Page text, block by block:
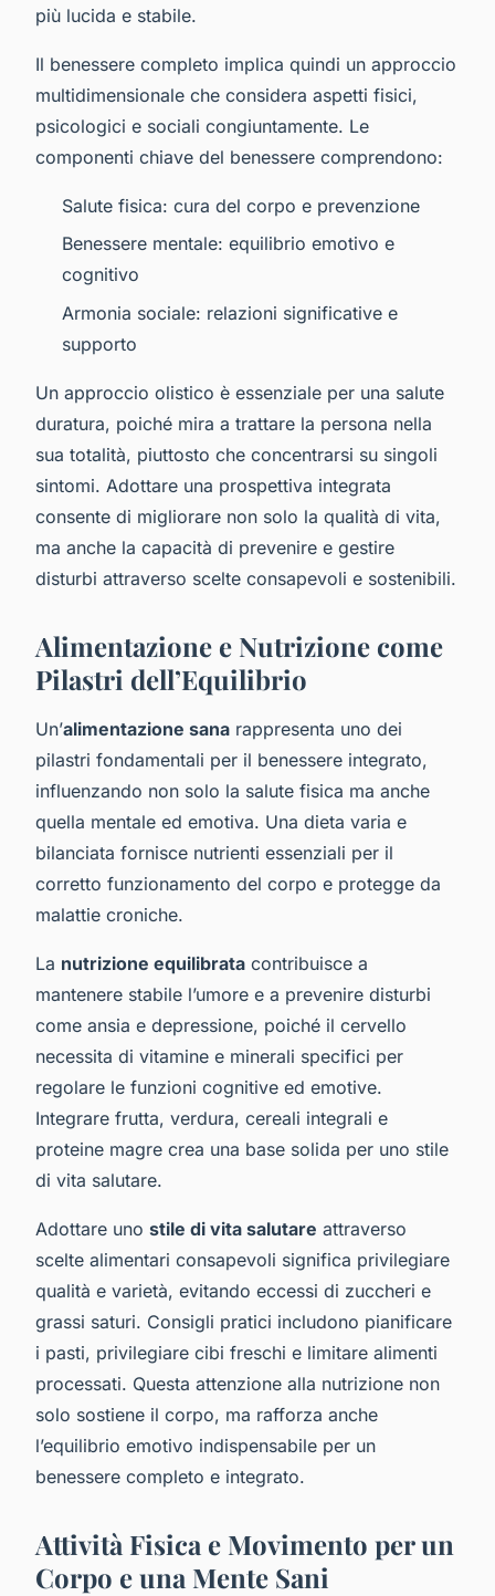
più lucida e stabile.
Il benessere completo implica quindi un approccio
multidimensionale che considera aspetti fisici,
psicologici e sociali congiuntamente. Le
componenti chiave del benessere comprendono:
Salute fisica: cura del corpo e prevenzione
Benessere mentale: equilibrio emotivo e
cognitivo
Armonia sociale: relazioni significative e
supporto
Un approccio olistico è essenziale per una salute
duratura, poiché mira a trattare la persona nella
sua totalità, piuttosto che concentrarsi su singoli
sintomi. Adottare una prospettiva integrata
consente di migliorare non solo la qualità di vita,
ma anche la capacità di prevenire e gestire
disturbi attraverso scelte consapevoli e sostenibili.
Alimentazione e Nutrizione come
Pilastri dell’Equilibrio
Un’alimentazione sana rappresenta uno dei
pilastri fondamentali per il benessere integrato,
influenzando non solo la salute fisica ma anche
quella mentale ed emotiva. Una dieta varia e
bilanciata fornisce nutrienti essenziali per il
corretto funzionamento del corpo e protegge da
malattie croniche.
La nutrizione equilibrata contribuisce a
mantenere stabile l’umore e a prevenire disturbi
come ansia e depressione, poiché il cervello
necessita di vitamine e minerali specifici per
regolare le funzioni cognitive ed emotive.
Integrare frutta, verdura, cereali integrali e
proteine magre crea una base solida per uno stile
di vita salutare.
Adottare uno stile di vita salutare attraverso
scelte alimentari consapevoli significa privilegiare
qualità e varietà, evitando eccessi di zuccheri e
grassi saturi. Consigli pratici includono pianificare
i pasti, privilegiare cibi freschi e limitare alimenti
processati. Questa attenzione alla nutrizione non
solo sostiene il corpo, ma rafforza anche
l’equilibrio emotivo indispensabile per un
benessere completo e integrato.
Attività Fisica e Movimento per un
Corpo e una Mente Sani